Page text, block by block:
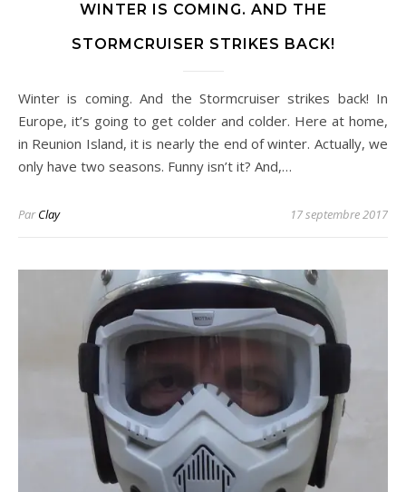
WINTER IS COMING. AND THE
STORMCRUISER STRIKES BACK!
Winter is coming. And the Stormcruiser strikes back! In
Europe, it’s going to get colder and colder. Here at home,
in Reunion Island, it is nearly the end of winter. Actually, we
only have two seasons. Funny isn’t it? And,…
ParClay 17 septembre 2017